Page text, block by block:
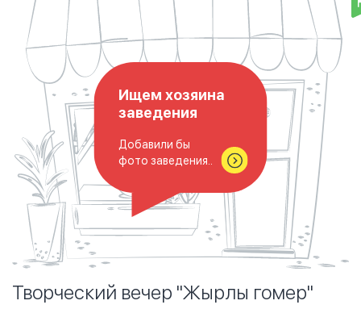
Ищем хозяина
заведения
Добавили бы
фото заведения..
Творческий вечер "Жырлы гомер"